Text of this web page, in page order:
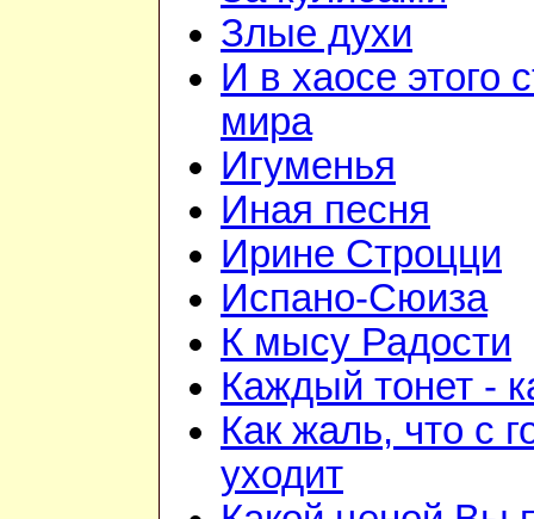
Злые духи
И в хаосе этого
мира
Игуменья
Иная песня
Ирине Строцци
Испано-Сюиза
К мысу Радости
Каждый тонет -
Как жаль, что с
уходит